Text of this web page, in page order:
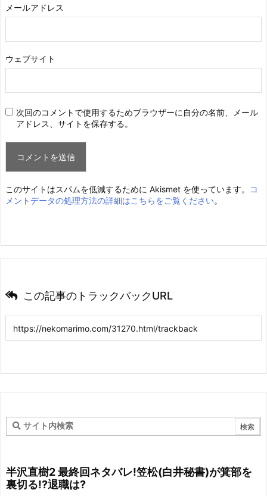
メールアドレス
ウェブサイト
次回のコメントで使用するためブラウザーに自分の名前、メール
アドレス、サイトを保存する。
このサイトはスパムを低減するために Akismet を使っています。
コ
メントデータの処理方法の詳細はこちらをご覧ください。
この記事のトラックバックURL
半沢直樹2 最終回ネタバレ!笠松(白井秘書)が箕部を
裏切る!?退職は?